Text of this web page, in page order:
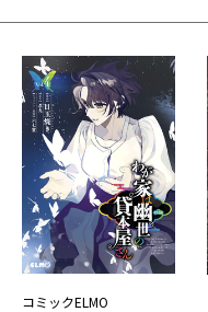
コミックELMO